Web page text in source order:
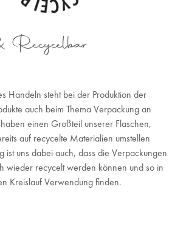
Recycelbar
Handeln steht bei der Produktion der
auch beim Thema Verpackung an
einen Großteil unserer Flaschen,
auf recycelte Materialien umstellen
ist uns dabei auch, dass die Verpackungen
wieder recycelt werden können und so in
Kreislauf Verwendung finden.